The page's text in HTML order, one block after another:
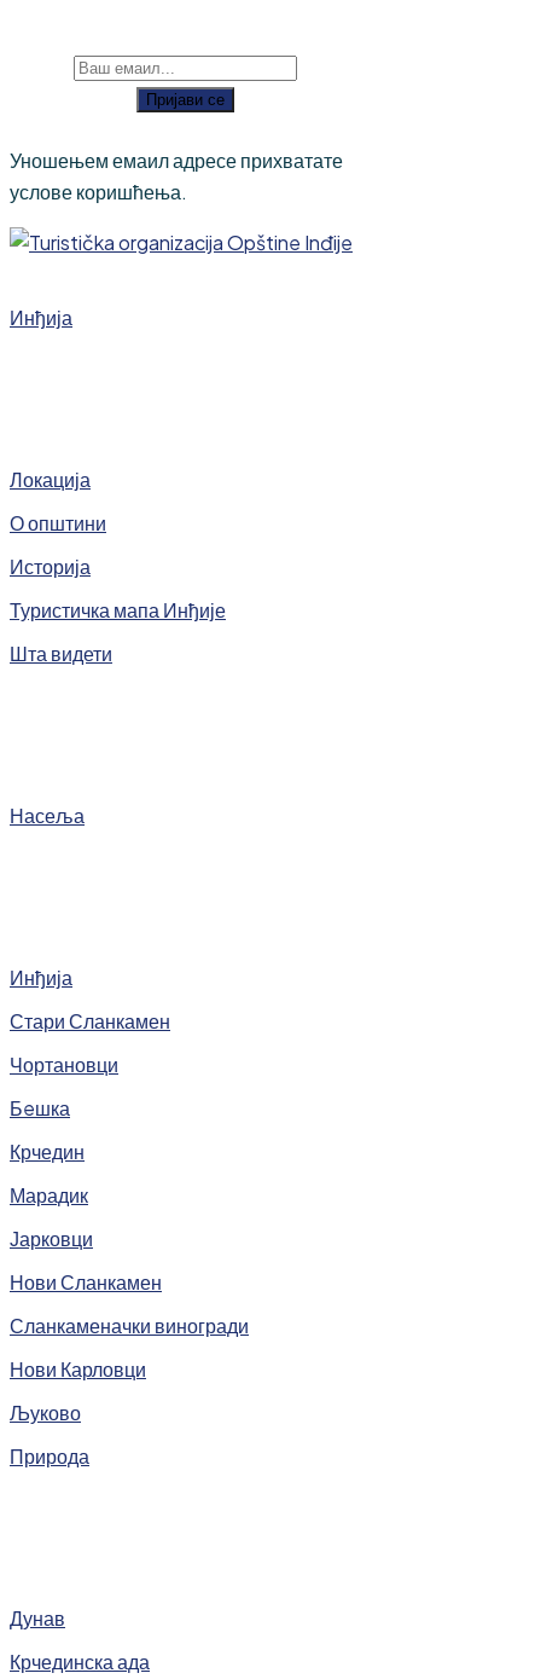
Пријави се
Уношењем емаил адресе прихватате
услове коришћења.
Инђија
Локација
О општини
Историја
Туристичка мапа Инђије
Шта видети
Насеља
Инђија
Стари Сланкамен
Чортановци
Бeшка
Крчедин
Марадик
Јарковци
Нови Сланкамен
Сланкаменачки виногради
Нови Карловци
Љуково
Природа
Дунав
Крчединска ада